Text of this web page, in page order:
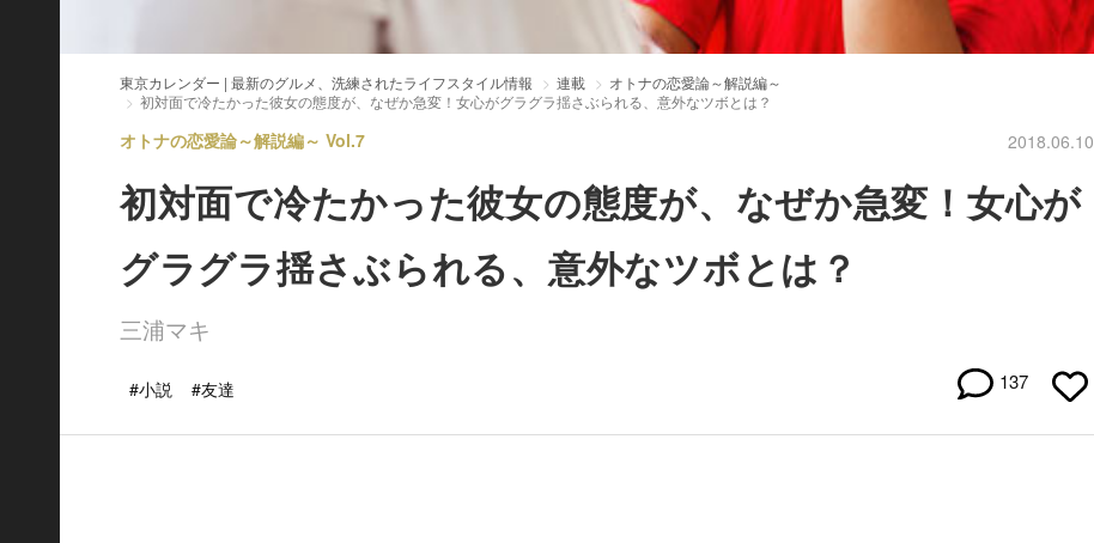
東京カレンダー | 最新のグルメ、洗練されたライフスタイル情報 連載
オトナの恋愛論～解説編～
初対面で冷たかった彼女の態度が、なぜか急変！女心がグラグラ揺さぶられる、意外なツボとは？
オトナの恋愛論～解説編～ Vol.7 2018.06.10
初対面で冷たかった彼女の態度が、なぜか急変！女心が
グラグラ揺さぶられる、意外なツボとは？
三浦マキ
#小説 #友達 137